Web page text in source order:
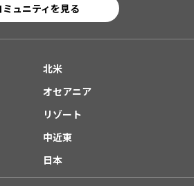
ミュニティを見る
北米
オセアニア
リゾート
中近東
日本